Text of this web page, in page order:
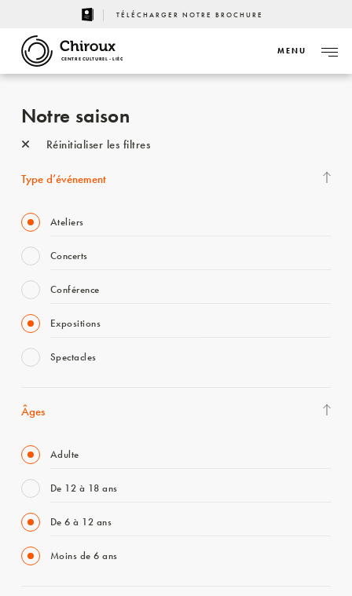
TÉLÉCHARGER NOTRE BROCHURE
CENTRE CULTUREL - LIÈGE
MENU
Notre saison
Réinitialiser les filtres
Type d’événement
Ateliers
Concerts
Conférence
Expositions
Spectacles
Âges
Adulte
De 12 à 18 ans
De 6 à 12 ans
Moins de 6 ans